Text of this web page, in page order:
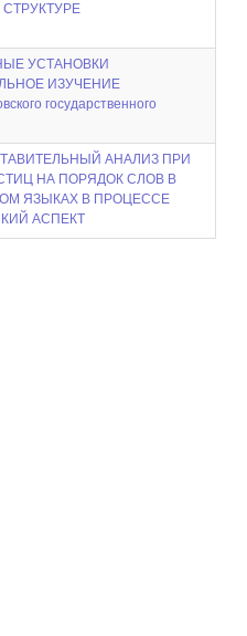
СТРУКТУРЕ
УСТАНОВКИ
ИЗУЧЕНИЕ
государственного
АНАЛИЗ ПРИ
НА ПОРЯДОК СЛОВ В
ЯЗЫКАХ В ПРОЦЕССЕ
АСПЕКТ